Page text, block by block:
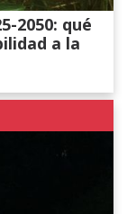
2050: qué
a la